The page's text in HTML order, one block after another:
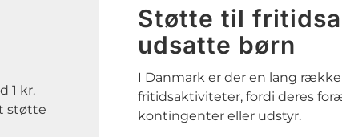
1 kr.
støtte
Støtte til
udsatte børn
I Danmark er der en lang
fritidsaktiviteter, fordi deres
kontingenter eller udstyr.